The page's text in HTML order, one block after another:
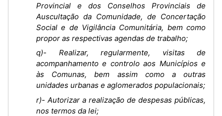
Provincial e dos Conselhos Provinciais de
Auscultação da Comunidade, de Concertação
Social e de Vigilância Comunitária, bem como
propor as respectivas agendas de trabalho;
q)- Realizar, regularmente, visitas de
acompanhamento e controlo aos Municípios e
às Comunas, bem assim como a outras
unidades urbanas e aglomerados populacionais;
r)- Autorizar a realização de despesas públicas,
nos termos da lei;